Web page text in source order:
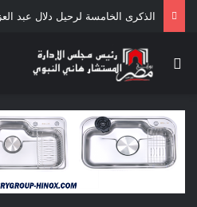
بحث عن